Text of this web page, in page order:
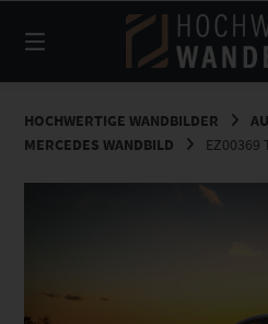
zum
Inhalt
HOCHWERTIGE WANDBILDER
MERCEDES WANDBILD
EZ00369